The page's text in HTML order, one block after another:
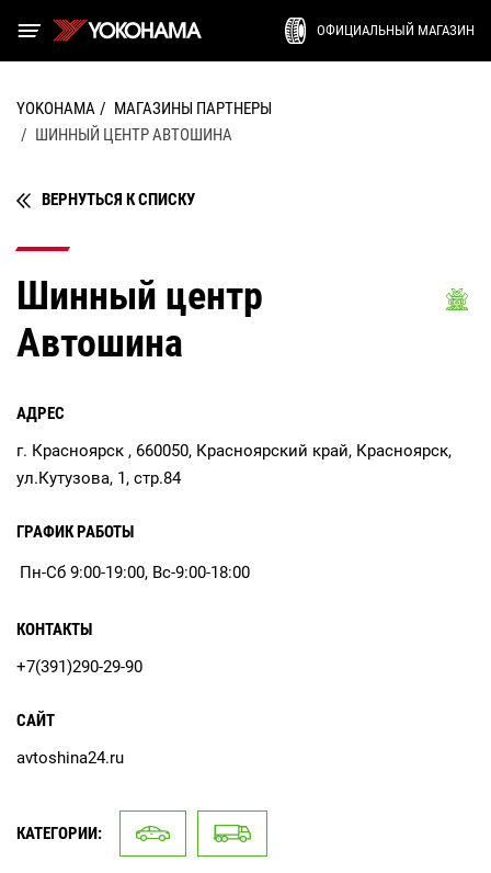
ОФИЦИАЛЬНЫЙ МАГАЗИН
YOKOHAMA
МАГАЗИНЫ ПАРТНЕРЫ
ШИННЫЙ ЦЕНТР АВТОШИНА
ВЕРНУТЬСЯ К СПИСКУ
Шинный центр
Автошина
АДРЕС
г. Красноярск , 660050, Красноярский край, Красноярск,
ул.Кутузова, 1, стр.84
ГРАФИК РАБОТЫ
Пн-Сб 9:00-19:00, Вс-9:00-18:00
КОНТАКТЫ
+7(391)290-29-90
САЙТ
avtoshina24.ru
КАТЕГОРИИ: